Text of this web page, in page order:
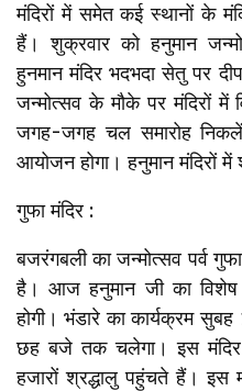
मंदिरों में समेत कई स्थानों के
हैं। शुक्रवार को हनुमान
हुनमान मंदिर भदभदा सेतु पर
जन्मोत्सव के मौके पर मंदिरों में
जगह-जगह चल समारोह
आयोजन होगा। हनुमान मंदिरों
गुफा मंदिर :
बजरंगबली का जन्मोत्सव पर्व
है। आज हनुमान जी का विशेष
होगी। भंडारे का कार्यक्रम
छह बजे तक चलेगा। इस मंदिर
हजारों श्रद्धालु पहुंचते हैं। इस